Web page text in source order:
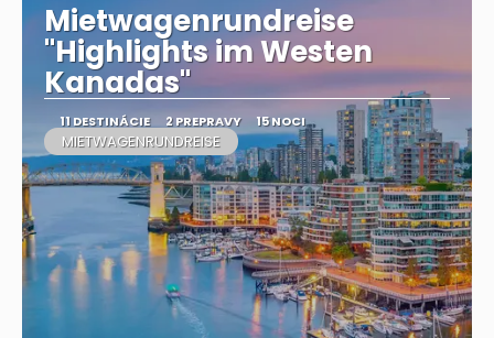
Mietwagenrundreise
"Highlights im Westen
Kanadas"
11 DESTINÁCIE 2 PREPRAVY 15 NOCI
MIETWAGENRUNDREISE